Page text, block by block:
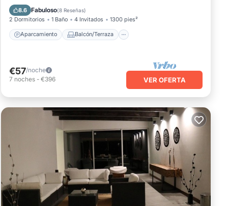
8.6 Fabuloso(8 Reseñas)
2 Dormitorios 1 Baño 4 Invitados 1300 pies²
Aparcamiento Balcón/Terraza
Cocina
Internet
€57/noche
7 noches - €396 VER OFERTA